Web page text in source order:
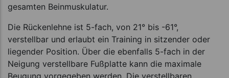
gesamten Beinmuskulatur.
Die Rückenlehne ist 5-fach, von 21° bis -61°,
verstellbar und erlaubt ein Training in sitzender oder
liegender Position. Über die ebenfalls 5-fach in der
Neigung verstellbare Fußplatte kann die maximale
Beugung vorgegeben werden. Die verstellbaren